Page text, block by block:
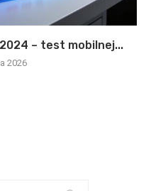
– test mobilnej...
2026